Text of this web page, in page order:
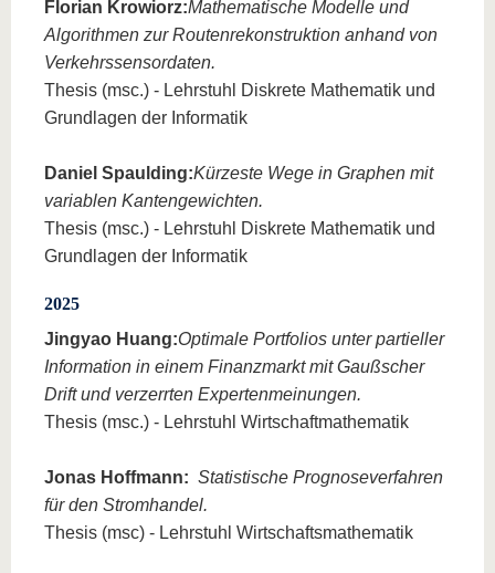
Florian Krowiorz:Mathematische Modelle und
Algorithmen zur Routenrekonstruktion anhand von
Verkehrssensordaten.
Thesis (msc.) - Lehrstuhl Diskrete Mathematik und
Grundlagen der Informatik
Daniel Spaulding:Kürzeste Wege in Graphen mit
variablen Kantengewichten.
Thesis (msc.) - Lehrstuhl Diskrete Mathematik und
Grundlagen der Informatik
2025
Jingyao Huang:Optimale Portfolios unter partieller
Information in einem Finanzmarkt mit Gaußscher
Drift und verzerrten Expertenmeinungen.
Thesis (msc.) - Lehrstuhl Wirtschaftmathematik
Jonas Hoffmann: Statistische Prognoseverfahren
für den Stromhandel.
Thesis (msc) - Lehrstuhl Wirtschaftsmathematik